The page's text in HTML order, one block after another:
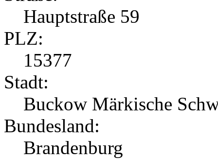
Hauptstraße 59
PLZ:
15377
Stadt:
Buckow Märkische
Bundesland:
Brandenburg